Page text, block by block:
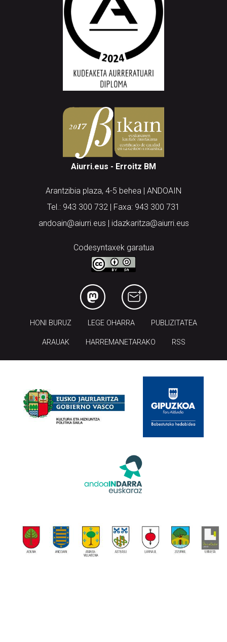
Aiurri.eus - Erroitz BM
Arantzibia plaza, 4-5 behea | ANDOAIN
Tel.: 943 300 732 | Faxa: 943 300 731
andoain@aiurri.eus | idazkaritza@aiurri.eus
Codesyntaxek garatua
HONI BURUZ LEGE OHARRA PUBLIZITATEA
ARAUAK HARREMANETARAKO RSS